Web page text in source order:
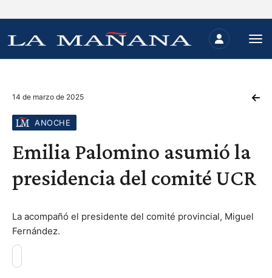
14 de marzo de 2025
ANOCHE
Emilia Palomino asumió la
presidencia del comité UCR
La acompañó el presidente del comité provincial, Miguel
Fernández.